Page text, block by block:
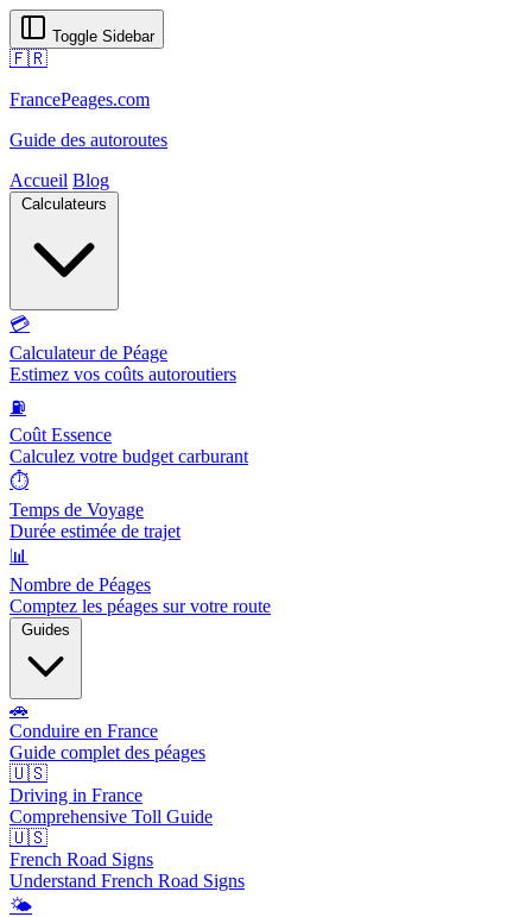
Toggle Sidebar
🇫🇷
FrancePeages.com
Guide des autoroutes
Accueil Blog
Calculateurs
💳
Calculateur de Péage
Estimez vos coûts autoroutiers
⛽
Coût Essence
Calculez votre budget carburant
⏱️
Temps de Voyage
Durée estimée de trajet
📊
Nombre de Péages
Comptez les péages sur votre route
Guides
🚗
Conduire en France
Guide complet des péages
🇺🇸
Driving in France
Comprehensive Toll Guide
🇺🇸
French Road Signs
Understand French Road Signs
🌤️